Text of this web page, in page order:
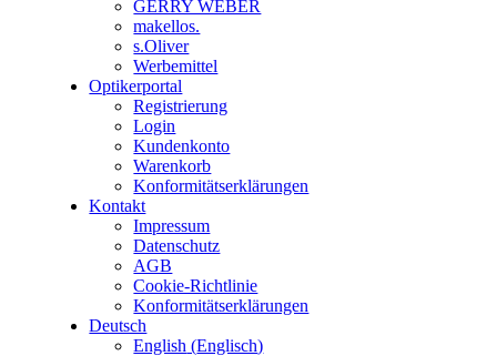
GERRY WEBER
makellos.
s.Oliver
Werbemittel
Optikerportal
Registrierung
Login
Kundenkonto
Warenkorb
Konformitätserklärungen
Kontakt
Impressum
Datenschutz
AGB
Cookie-Richtlinie
Konformitätserklärungen
Deutsch
English (Englisch)